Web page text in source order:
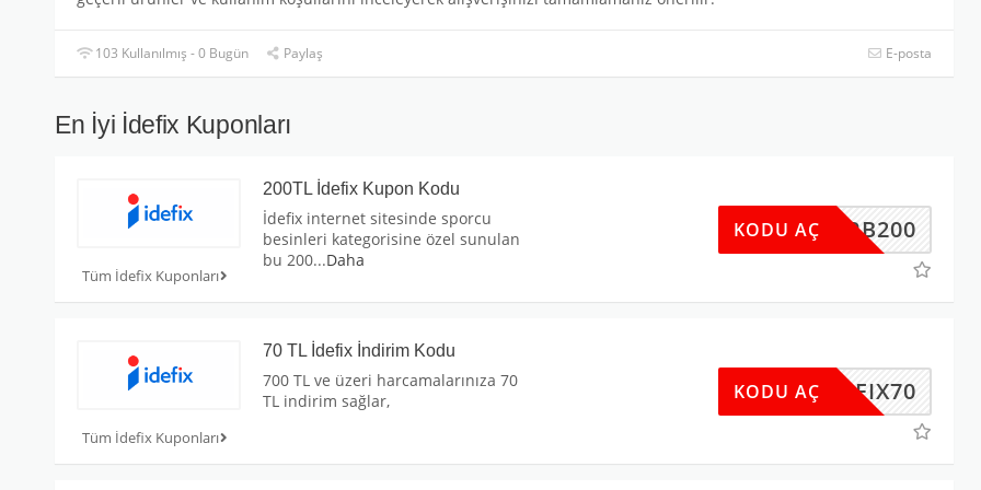
103 Kullanılmış - 0 Bugün Paylaş E-posta
En İyi İdefix Kuponları
Tüm İdefix Kuponları
200TL İdefix Kupon Kodu
İdefix internet sitesinde sporcu
besinleri kategorisine özel sunulan
bu 200...Daha
SPORB200
KODU AÇ
Tüm İdefix Kuponları
70 TL İdefix İndirim Kodu
700 TL ve üzeri harcamalarınıza 70
TL indirim sağlar,
IDEFIX70
KODU AÇ